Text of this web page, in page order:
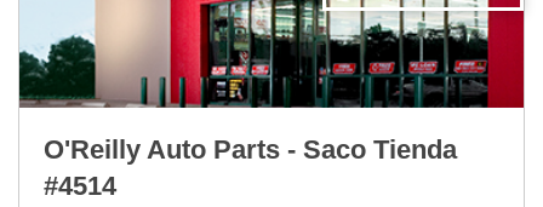
O'Reilly Auto Parts - Saco Tienda
#4514